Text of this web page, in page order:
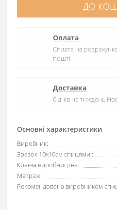
Основні характеристики
Виробник:
Зразок 10х10см спицями :
Країна виробництва:
Метраж:
Рекомендована виробником
ДО
Оплата
Сплата на
пошті
Доставка
6 днів на тиждень